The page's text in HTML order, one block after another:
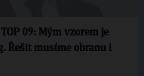
09: Mým vzorem je
Řešit musíme obranu i